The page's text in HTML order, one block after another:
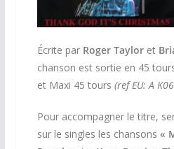
Écrite par Roger Tayloret
chanson est sortie en 45
et Maxi 45 tours (ref EU: A
Pour accompagner le titre,
sur le singles les chansons «